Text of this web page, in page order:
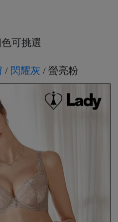
罩組
可挑選
/ 閃耀灰 / 螢亮粉